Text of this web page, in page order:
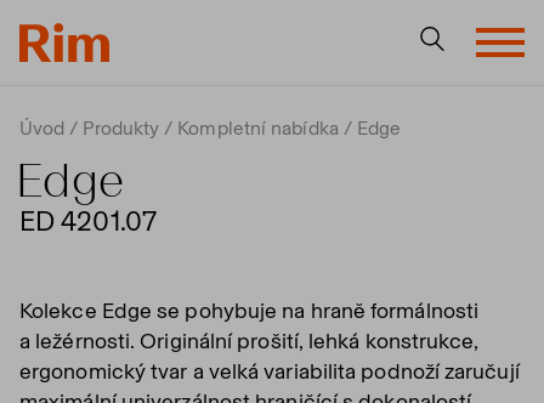
Úvod Produkty Kompletní nabídka Edge
Edge
ED 4201.07
Kolekce Edge se pohybuje na hraně formálnosti
a ležérnosti. Originální prošití, lehká konstrukce,
ergonomický tvar a velká variabilita podnoží zaručují